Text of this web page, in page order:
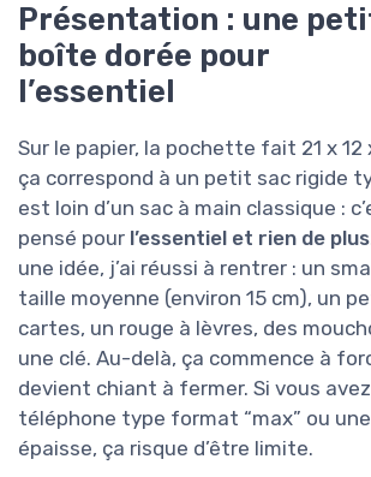
Présentation : une
boîte dorée pour
l’essentiel
Sur le papier, la pochette fait 21 x 12
ça correspond à un petit sac rigide
est loin d’un sac à main classique :
pensé pour l’essentiel et rien de plus
une idée, j’ai réussi à rentrer : un
taille moyenne (environ 15 cm), un
cartes, un rouge à lèvres, des
une clé. Au-delà, ça commence à
devient chiant à fermer. Si vous
téléphone type format “max” ou
épaisse, ça risque d’être limite.